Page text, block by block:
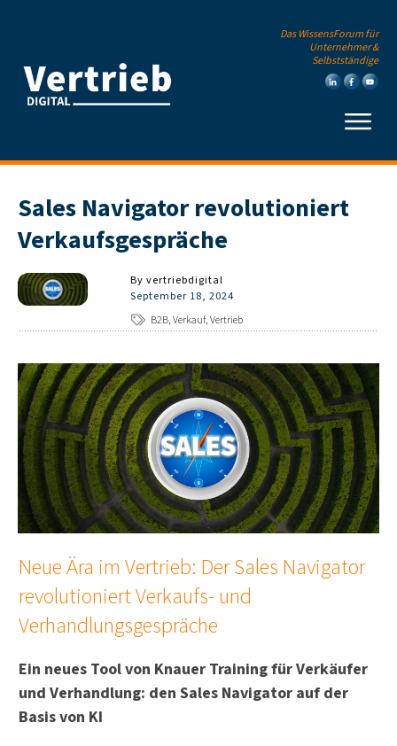
Das WissensForum für
Unternehmer &
Selbstständige
Sales Navigator revolutioniert
Verkaufsgespräche
By vertriebdigital
September 18, 2024
B2B, Verkauf, Vertrieb
Neue Ära im Vertrieb: Der Sales Navigator
revolutioniert Verkaufs- und
Verhandlungsgespräche
Ein neues Tool von Knauer Training für Verkäufer
und Verhandlung: den Sales Navigator auf der
Basis von KI